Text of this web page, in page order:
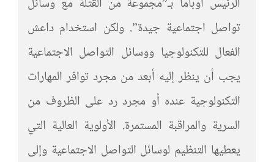
تواصل اجتماعية جيدة”. ولكن استخدام داعش
الفعال للتكنولوجيا ووسائل التواصل الاجتماعية
يجب أن ينظر إليه أبعد من مجرد توافر المهارات
التكنولوجية عنده أو مجرد رد على الظروف من
السرية والمراقبة المستمرة. الأولوية العالية التي
يعطيها التنظيم لوسائل التواصل الاجتماعية وإلى